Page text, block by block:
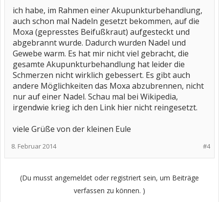
ich habe, im Rahmen einer Akupunkturbehandlung,
auch schon mal Nadeln gesetzt bekommen, auf die
Moxa (gepresstes Beifußkraut) aufgesteckt und
abgebrannt wurde. Dadurch wurden Nadel und
Gewebe warm. Es hat mir nicht viel gebracht, die
gesamte Akupunkturbehandlung hat leider die
Schmerzen nicht wirklich gebessert. Es gibt auch
andere Möglichkeiten das Moxa abzubrennen, nicht
nur auf einer Nadel. Schau mal bei Wikipedia,
irgendwie krieg ich den Link hier nicht reingesetzt.
viele Grüße von der kleinen Eule
#4
8. Februar 2014
(Du musst angemeldet oder registriert sein, um Beiträge
verfassen zu können. )